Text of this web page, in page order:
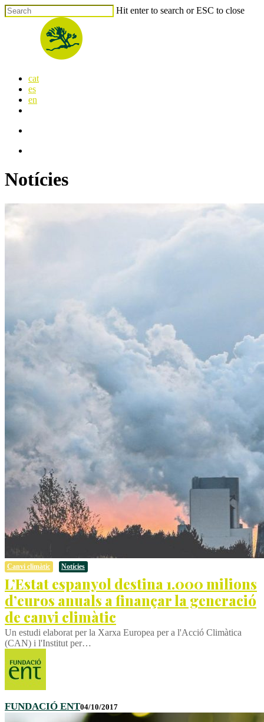
Skip
to
Hit enter to search or ESC to close
search
Menu
cat
es
en
Notícies
Canvi climàtic Notícies
L’Estat espanyol destina 1.000 milions
d’euros anuals a finançar la generació
de canvi climàtic
Un estudi elaborat per la Xarxa Europea per a l'Acció Climàtica
(CAN) i l'Institut per…
FUNDACIÓ ENT04/10/2017